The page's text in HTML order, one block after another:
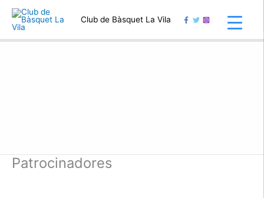
contenido
Club de Bàsquet La Vila
Patrocinadores